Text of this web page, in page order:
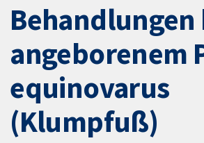
Behandlungen
angeborenem
equinovarus
(Klumpfuß)